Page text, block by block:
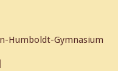
Humboldt-Gymnasium